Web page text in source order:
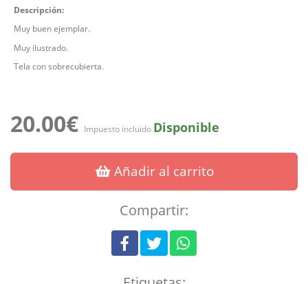
Descripción:
Muy buen ejemplar.
Muy ilustrado.
Tela con sobrecubierta.
20.00€ Impuesto incluido Disponible
Añadir al carrito
Compartir: